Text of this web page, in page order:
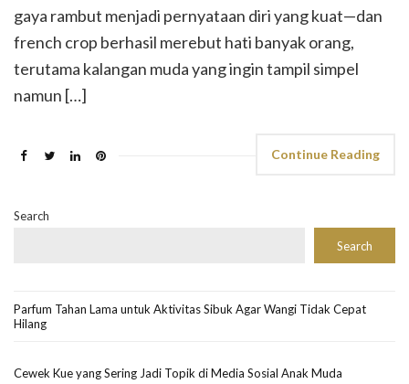
gaya rambut menjadi pernyataan diri yang kuat—dan
french crop berhasil merebut hati banyak orang,
terutama kalangan muda yang ingin tampil simpel
namun […]
Continue Reading
Search
Search
Parfum Tahan Lama untuk Aktivitas Sibuk Agar Wangi Tidak Cepat
Hilang
Cewek Kue yang Sering Jadi Topik di Media Sosial Anak Muda